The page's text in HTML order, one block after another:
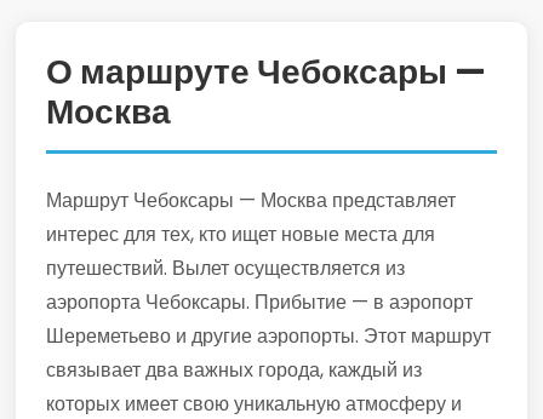
О маршруте Чебоксары —
Москва
Маршрут Чебоксары — Москва представляет
интерес для тех, кто ищет новые места для
путешествий. Вылет осуществляется из
аэропорта Чебоксары. Прибытие — в аэропорт
Шереметьево и другие аэропорты. Этот маршрут
связывает два важных города, каждый из
которых имеет свою уникальную атмосферу и